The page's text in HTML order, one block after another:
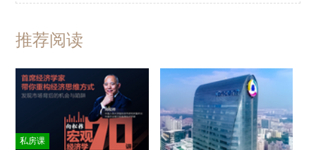
推荐阅读
私房课